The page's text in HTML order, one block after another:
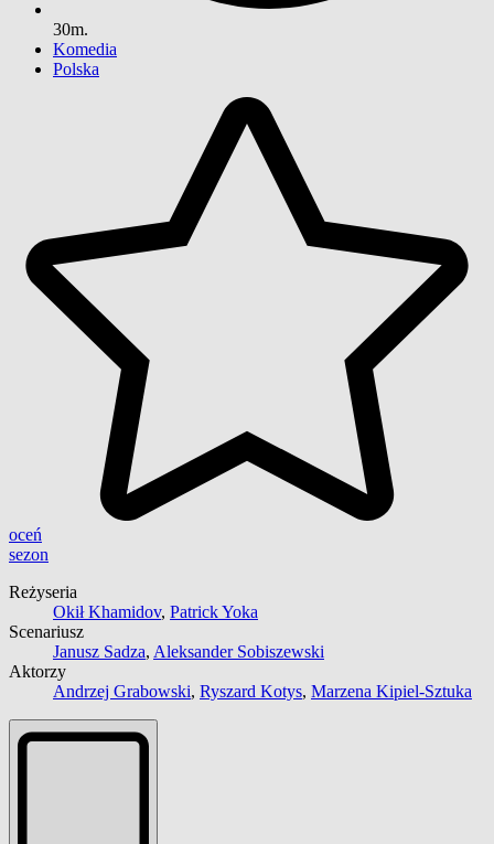
30m.
Komedia
Polska
oceń
sezon
Reżyseria
Okił Khamidov, Patrick Yoka
Scenariusz
Janusz Sadza, Aleksander Sobiszewski
Aktorzy
Andrzej Grabowski, Ryszard Kotys, Marzena Kipiel-Sztuka